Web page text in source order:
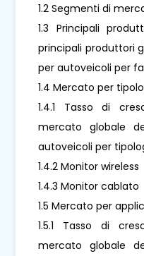
1.2 Segmenti di
1.3 Principali
principali produttori
per autoveicoli per
1.4 Mercato per
1.4.1 Tasso di
mercato globale
autoveicoli per
1.4.2 Monitor wireless
1.4.3 Monitor cablato
1.5 Mercato per
1.5.1 Tasso di
mercato globale